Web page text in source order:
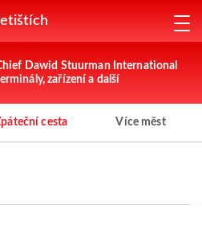
Dawid Stuurman International
zařízení a další
cesta Více měst